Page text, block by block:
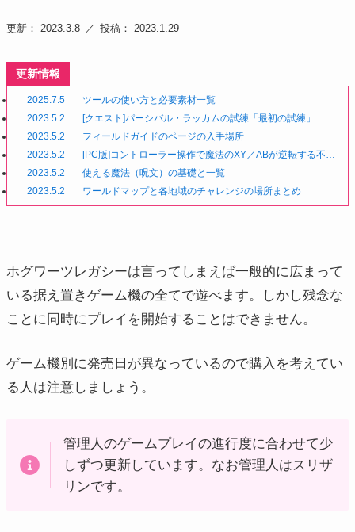
更新： 2023.3.8 投稿： 2023.1.29
更新情報
2025.7.5
ツールの使い方と必要素材一覧
2023.5.2
[クエスト]パーシバル・ラッカムの試練「最初の試練」
2023.5.2
フィールドガイドのページの入手場所
2023.5.2
[PC版]コントローラー操作で魔法のXY／ABが逆転する不具
合
2023.5.2
使える魔法（呪文）の基礎と一覧
2023.5.2
ワールドマップと各地域のチャレンジの場所まとめ
ホグワーツレガシーは言ってしまえば一般的に広まって
いる据え置きゲーム機の全てで遊べます。しかし残念な
ことに同時にプレイを開始することはできません。
ゲーム機別に発売日が異なっているので購入を考えてい
る人は注意しましょう。
管理人のゲームプレイの進行度に合わせて少
しずつ更新しています。なお管理人はスリザ
リンです。